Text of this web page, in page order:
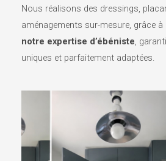
Nous réalisons des dressings,
aménagements sur-mesure, grâce
notre expertise d’ébéniste,
uniques et parfaitement adaptées.